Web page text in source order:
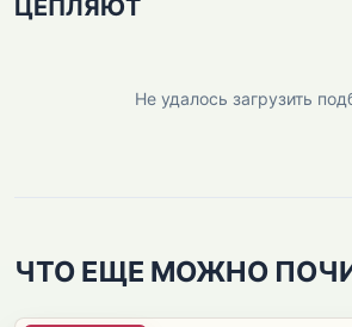
ЦЕПЛЯЮТ
Не удалось загрузить
ЧТО ЕЩЕ МОЖНО